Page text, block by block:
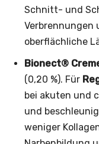
Schnitt- und
Verbrennungen
oberflächliche
Bionect®
(0,20 %). Für
bei akuten und
und
weniger